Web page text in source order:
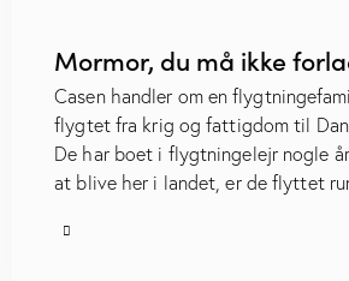
Mormor, du må ikke
Casen handler om en
flygtet fra krig og fattigdom til
De har boet i flygtningelejr nogle
at blive her i landet, er de flyttet